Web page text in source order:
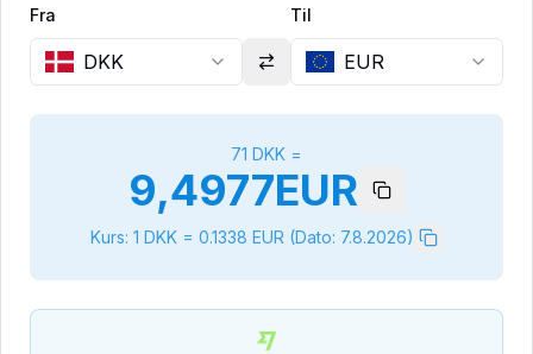
Fra
DKK
Til
EUR
71 DKK =
9,4977EUR
Kurs: 1 DKK = 0.1338 EUR (Dato: 7.8.2026)